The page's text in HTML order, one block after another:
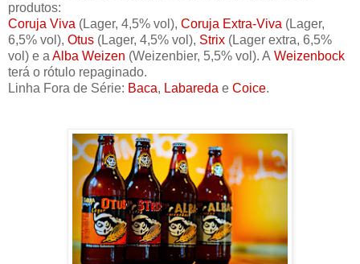
produtos:
Coruja Viva (Lager, 4,5% vol), Coruja Extra-Viva (Lager,
6,5% vol), Otus (Lager, 4,5% vol), Strix (Lager extra, 6,5%
vol) e a Alba Weizen (Weizenbier, 5,5% vol). A Weizenbock
terá o rótulo repaginado.
Linha Fora de Série: Baca, Labareda e Coice.